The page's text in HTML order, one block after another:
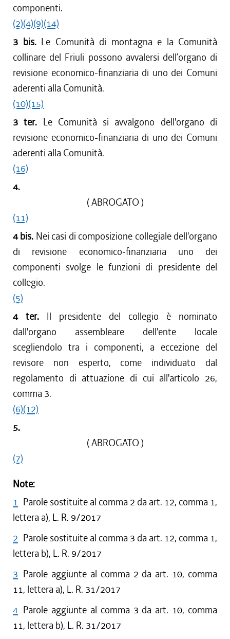
componenti.
(2)(4)(9)(14)
3 bis. Le Comunità di montagna e la Comunità
collinare del Friuli possono avvalersi dell’organo di
revisione economico-finanziaria di uno dei Comuni
aderenti alla Comunità.
(10)(15)
3 ter. Le Comunità si avvalgono dell'organo di
revisione economico-finanziaria di uno dei Comuni
aderenti alla Comunità.
(16)
4.
( ABROGATO )
(11)
4 bis. Nei casi di composizione collegiale dell'organo
di revisione economico-finanziaria uno dei
componenti svolge le funzioni di presidente del
collegio.
(5)
4 ter. Il presidente del collegio è nominato
dall'organo assembleare dell'ente locale
scegliendolo tra i componenti, a eccezione del
revisore non esperto, come individuato dal
regolamento di attuazione di cui all'articolo 26,
comma 3.
(6)(12)
5.
( ABROGATO )
(7)
Note:
1 Parole sostituite al comma 2 da art. 12, comma 1,
lettera a), L. R. 9/2017
2 Parole sostituite al comma 3 da art. 12, comma 1,
lettera b), L. R. 9/2017
3 Parole aggiunte al comma 2 da art. 10, comma
11, lettera a), L. R. 31/2017
4 Parole aggiunte al comma 3 da art. 10, comma
11, lettera b), L. R. 31/2017